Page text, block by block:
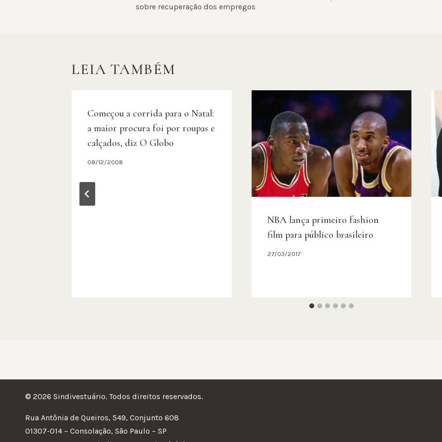
POST
sobre recuperação dos empregos
LEIA TAMBÉM
Começou a corrida para o Natal:
a maior procura foi por roupas e
calçados, diz O Globo
08/12/2008
NBA lança primeiro fashion
film para público brasileiro
27/03/2017
© 2026 Sindivestuário. Todos direitos reservados.
Rua Antônia de Queiros, 549, Conjunto 608
01307-014 – Consolação, São Paulo – SP